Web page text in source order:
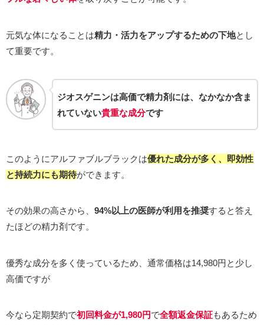
元気な体になることは精力・活力をアップするための下地とし
て重要です。
ジオスゲニンは高価で精力剤には、なかなか含ま
れていない貴重な成分です
このようにアルファブルブラックは優れた成分が多く、即効性
と持続力にも期待ができます。
その効果の高さから、 94%以上の医師が利用を推奨すると答え
たほどの精力剤です。
優秀な成分を多く使っているため、通常価格は14,980円と少し
高価ですが
今なら定期契約で初回料金が1,980円で全額返金保証もあるため